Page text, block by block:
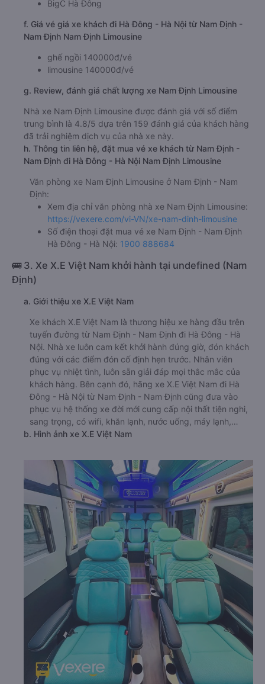
BigC Hà Đông
f. Giá vé giá xe khách đi Hà Đông - Hà Nội từ Nam Định -
Nam Định Nam Định Limousine
ghế ngồi 140000đ/vé
limousine 140000đ/vé
g. Review, đánh giá chất lượng xe Nam Định Limousine
Nhà xe Nam Định Limousine được đánh giá với số điểm
trung bình là 4.8/5 dựa trên 159 đánh giá của khách hàng
đã trải nghiệm dịch vụ của nhà xe này.
h. Thông tin liên hệ, đặt mua vé xe khách từ Nam Định -
Nam Định đi Hà Đông - Hà Nội Nam Định Limousine
Văn phòng xe Nam Định Limousine ở Nam Định - Nam
Định:
Xem địa chỉ văn phòng nhà xe Nam Định Limousine:
https://vexere.com/vi-VN/xe-nam-dinh-limousine
Số điện thoại đặt mua vé xe Nam Định - Nam Định
Hà Đông - Hà Nội: 1900 888684
🚌 3. Xe X.E Việt Nam khởi hành tại undefined (Nam
Định)
a. Giới thiệu xe X.E Việt Nam
Xe khách X.E Việt Nam là thương hiệu xe hàng đầu trên
tuyến đường từ Nam Định - Nam Định đi Hà Đông - Hà
Nội. Nhà xe luôn cam kết khởi hành đúng giờ, đón khách
đúng với các điểm đón cố định hẹn trước. Nhân viên
phục vụ nhiệt tình, luôn sẵn giải đáp mọi thắc mắc của
khách hàng. Bên cạnh đó, hãng xe X.E Việt Nam đi Hà
Đông - Hà Nội từ Nam Định - Nam Định cũng đưa vào
phục vụ hệ thống xe đời mới cung cấp nội thất tiện nghi,
sang trọng, có wifi, khăn lạnh, nước uống, máy lạnh,…
b. Hình ảnh xe X.E Việt Nam